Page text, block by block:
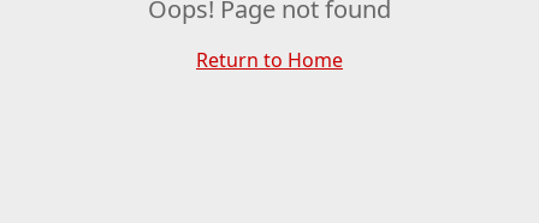
Oops! Page not found
Return to Home